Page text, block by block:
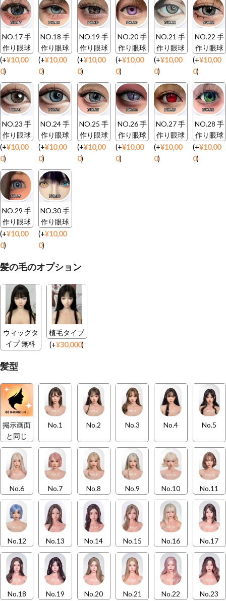
NO.17 手
作り眼球
(+¥10,00
0)
NO.18 手
作り眼球
(+¥10,00
0)
NO.19 手
作り眼球
(+¥10,00
0)
NO.20 手
作り眼球
(+¥10,00
0)
NO.21 手
作り眼球
(+¥10,00
0)
NO.22 手
作り眼球
(+¥10,00
0)
NO.23 手
作り眼球
(+¥10,00
0)
NO.24 手
作り眼球
(+¥10,00
0)
NO.25 手
作り眼球
(+¥10,00
0)
NO.26 手
作り眼球
(+¥10,00
0)
NO.27 手
作り眼球
(+¥10,00
0)
NO.28 手
作り眼球
(+¥10,00
0)
NO.29 手
作り眼球
(+¥10,00
0)
NO.30 手
作り眼球
(+¥10,00
0)
髪の毛のオプション
ウィッグタ
イプ 無料
植毛タイプ
(+¥30,000)
髪型
掲示画面
と同じ
No.1 No.2 No.3 No.4 No.5
No.6 No.7 No.8 No.9 No.10 No.11
No.12 No.13 No.14 No.15 No.16 No.17
No.18 No.19 No.20 No.21 No.22 No.23